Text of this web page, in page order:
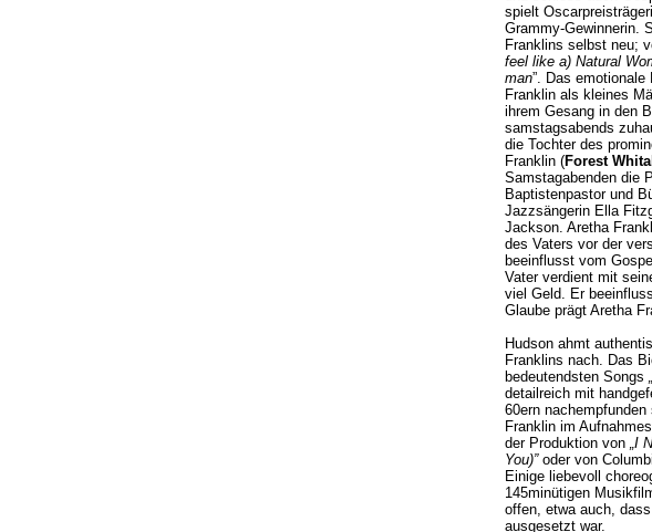
spielt
Grammy-Gewinnerin.
Franklins selbst neu;
feel like a) Natural
man”. Das
Franklin als kleines
ihrem Gesang in den
samstagsabends
die Tochter des
Franklin (Forest
Samstagabenden die
Baptistenpastor und
Jazzsängerin Ella
Jackson. Aretha
des Vaters vor der
beeinflusst vom
Vater verdient mit
viel Geld. Er
Glaube prägt Aretha
Hudson ahmt
Franklins nach. Das
bedeutendsten Songs
detailreich mit
60ern
Franklin im
der Produktion von „I
You)”oder von
Einige liebevoll
145minütigen
offen, etwa auch,
ausgesetzt war.